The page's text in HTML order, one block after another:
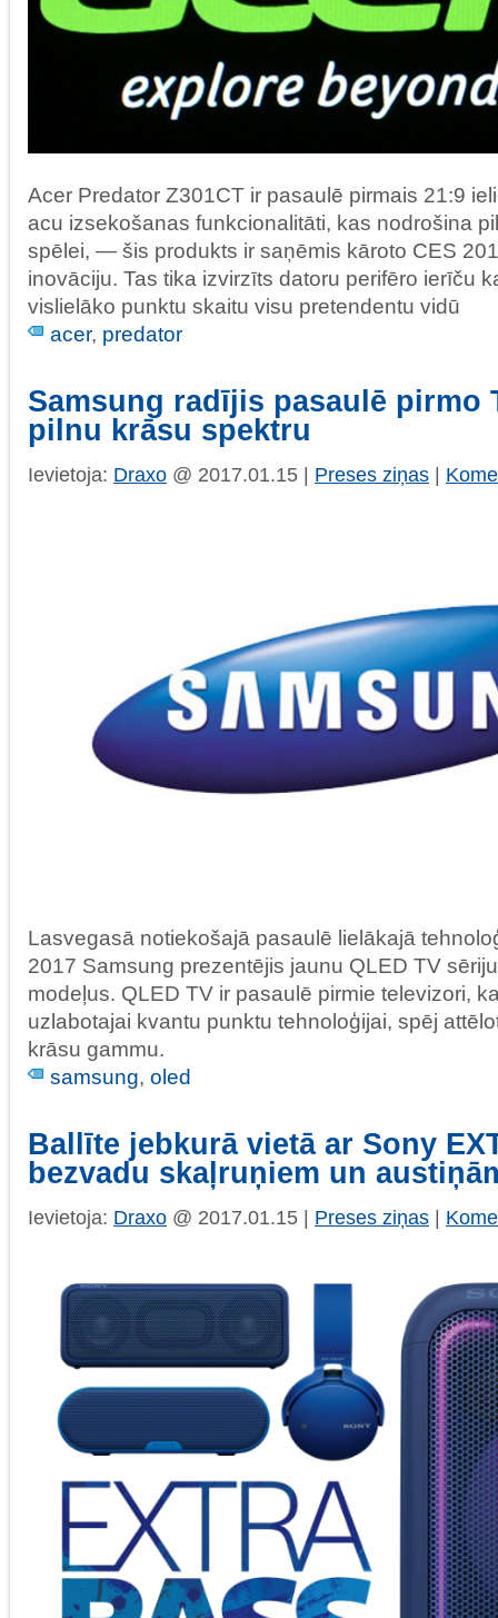
Acer Predator Z301CT ir pasaulē pirmais 21:9
acu izsekošanas funkcionalitāti, kas nodrošina
spēlei, — šis produkts ir saņēmis kāroto CES
inovāciju. Tas tika izvirzīts datoru perifēro ierīču
vislielāko punktu skaitu visu pretendentu vidū
acer, predator
Samsung radījis pasaulē pirmo
pilnu krāsu spektru
Ievietoja: Draxo @ 2017.01.15 | Preses ziņas
Lasvegasā notiekošajā pasaulē lielākajā
2017 Samsung prezentējis jaunu QLED TV
modeļus. QLED TV ir pasaulē pirmie televizori,
uzlabotajai kvantu punktu tehnoloģijai, spēj
krāsu gammu.
samsung, oled
Ballīte jebkurā vietā ar Sony
bezvadu skaļruņiem un
Ievietoja: Draxo @ 2017.01.15 | Preses ziņas